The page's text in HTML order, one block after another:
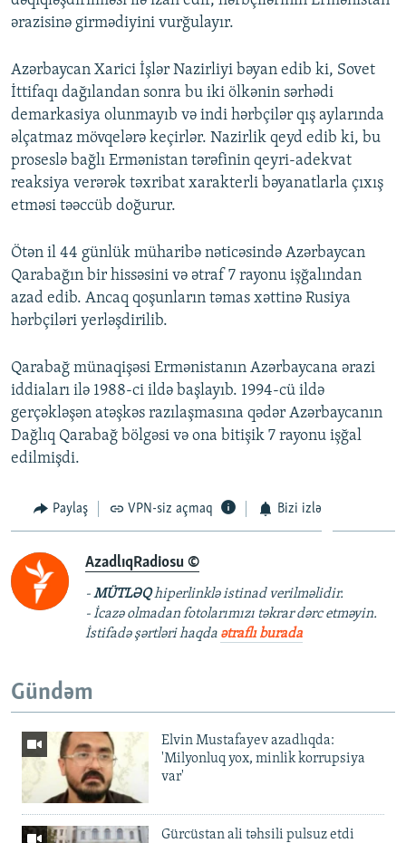
ərazisinə girmədiyini vurğulayır.
Azərbaycan Xarici İşlər Nazirliyi bəyan edib ki, Sovet
İttifaqı dağılandan sonra bu iki ölkənin sərhədi
demarkasiya olunmayıb və indi hərbçilər qış aylarında
əlçatmaz mövqelərə keçirlər. Nazirlik qeyd edib ki, bu
proseslə bağlı Ermənistan tərəfinin qeyri-adekvat
reaksiya verərək təxribat xarakterli bəyanatlarla çıxış
etməsi təəccüb doğurur.
Ötən il 44 günlük müharibə nəticəsində Azərbaycan
Qarabağın bir hissəsini və ətraf 7 rayonu işğalından
azad edib. Ancaq qoşunların təmas xəttinə Rusiya
hərbçiləri yerləşdirilib.
Qarabağ münaqişəsi Ermənistanın Azərbaycana ərazi
iddiaları ilə 1988-ci ildə başlayıb. 1994-cü ildə
gerçəkləşən atəşkəs razılaşmasına qədər Azərbaycanın
Dağlıq Qarabağ bölgəsi və ona bitişik 7 rayonu işğal
edilmişdi.
Paylaş VPN-siz açmaq Bizi izlə
AzadlıqRadiosu ©
-MÜTLƏQhiperlinklə istinad verilməlidir.
- İcazə olmadan fotolarımızı təkrar dərc etməyin.
İstifadə şərtləri haqda ətraflı burada
Gündəm
Elvin Mustafayev azadlıqda:
'Milyonluq yox, minlik korrupsiya
var'
Gürcüstan ali təhsili pulsuz etdi